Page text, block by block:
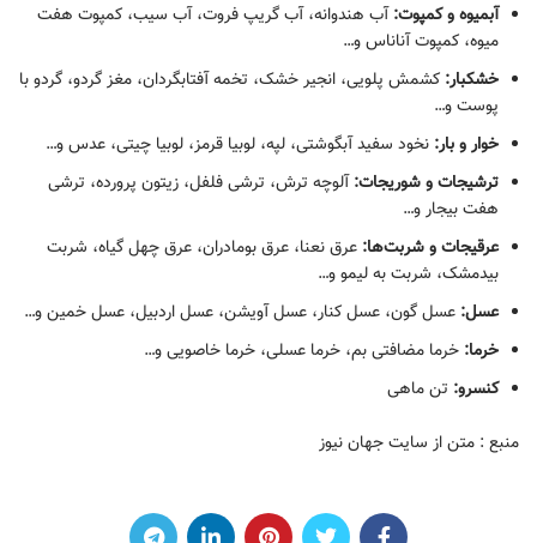
آبمیوه و کمپوت:آب هندوانه، آب گریپ فروت، آب سیب، کمپوت هفت
میوه، کمپوت آناناس و…
خشکبار: کشمش پلویی، انجیر خشک، تخمه آفتابگردان، مغز گردو، گردو با
پوست و…
خوار و بار: نخود سفید آبگوشتی، لپه، لوبیا قرمز، لوبیا چیتی، عدس و…
ترشیجات و شوریجات:آلوچه ترش، ترشی فلفل، زیتون پرورده، ترشی
هفت بیجار و…
عرقیجات و شربت‌ها: عرق نعنا، عرق بومادران، عرق چهل گیاه، شربت
بیدمشک، شربت به لیمو و…
عسل: عسل گون، عسل کنار، عسل آویشن، عسل اردبیل، عسل خمین و…
خرما: خرما مضافتی بم، خرما عسلی، خرما خاصویی و…
کنسرو: تن ماهی
منبع : متن از سایت جهان نیوز